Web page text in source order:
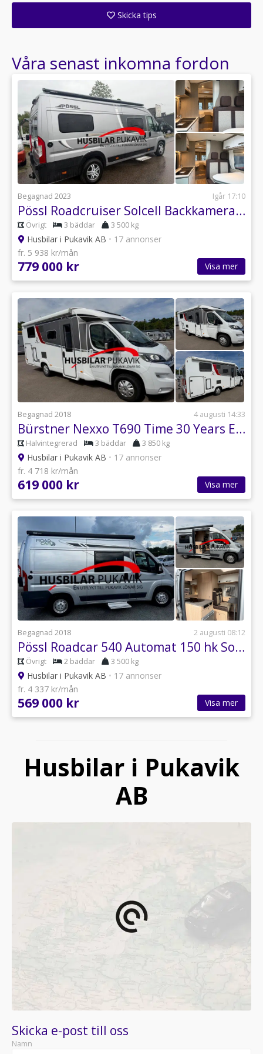
Skicka tips
Våra senast inkomna fordon
Begagnad 2023 Igår 17:10
Pössl Roadcruiser Solcell Backkamera 1500 mil
Övrigt 3 bäddar 3 500 kg
Husbilar i Pukavik AB • 17 annonser
fr. 5 938 kr/mån
779 000 kr Visa mer
Begagnad 2018 4 augusti 14:33
Bürstner Nexxo T690 Time 30 Years Edition Solcell drag
Halvintegrerad 3 bäddar 3 850 kg
Husbilar i Pukavik AB • 17 annonser
fr. 4 718 kr/mån
619 000 kr Visa mer
Begagnad 2018 2 augusti 08:12
Pössl Roadcar 540 Automat 150 hk Solcell Backkamera
Övrigt 2 bäddar 3 500 kg
Husbilar i Pukavik AB • 17 annonser
fr. 4 337 kr/mån
569 000 kr Visa mer
Husbilar i Pukavik
AB
Skicka e-post till oss
Namn